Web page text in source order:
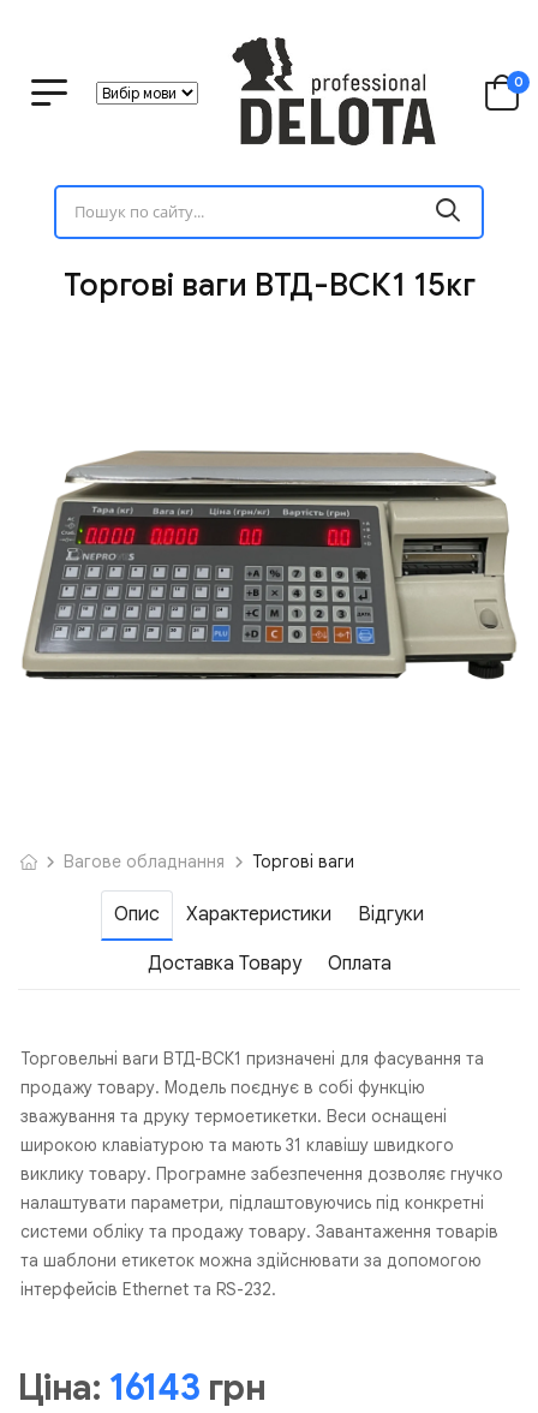
0
Торгові ваги ВТД-ВСК1 15кг
Вагове обладнання Торгові ваги
Опис Характеристики Відгуки
Доставка Товару Оплата
Торговельні ваги ВТД-ВСК1 призначені для фасування та
продажу товару. Модель поєднує в собі функцію
зважування та друку термоетикетки. Веси оснащені
широкою клавіатурою та мають 31 клавішу швидкого
виклику товару. Програмне забезпечення дозволяє гнучко
налаштувати параметри, підлаштовуючись під конкретні
системи обліку та продажу товару. Завантаження товарів
та шаблони етикеток можна здійснювати за допомогою
інтерфейсів Ethernet та RS-232.
Ціна: 16143 грн